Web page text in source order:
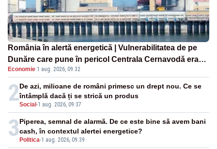
România în alertă energetică | Vulnerabilitatea de pe
Dunăre care pune în pericol Centrala Cernavodă era
cunoscută de pe vremea lui Ceaușescu
Economie·1 aug. 2026, 09:32
2Social -1 aug. 2026, 09:37
De azi, milioane de români primesc un drept nou. Ce se
întâmplă dacă ți se strică un produs
3 Politica-1 aug. 2026, 09:39
Piperea, semnal de alarmă. De ce este bine să avem bani
cash, în contextul alertei energetice?